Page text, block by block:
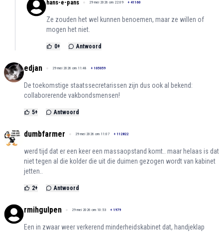
hans-e-pans 29 mei 2026 om 22:09 + 41160
Ze zouden het wel kunnen benoemen, maar ze willen of
mogen het niet.
0+ Antwoord
edjan 29 mei 2026 om 11:48 + 105059
De toekomstige staatssecretarissen zijn dus ook al bekend:
collaborerende vakbondsmensen!
5+ Antwoord
dumbfarmer 29 mei 2026 om 11:07 + 112822
werd tijd dat er een keer een massaopstand komt.. maar helaas is dat
niet tegen al die kolder die uit die duimen gezogen wordt van kabinet
jetten..
2+ Antwoord
rmihgulpen 29 mei 2026 om 10:53 + 1979
Een in zwaar weer verkerend minderheidskabinet dat, handjeklap